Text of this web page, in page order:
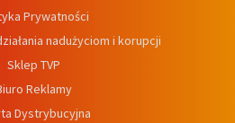
Prywatności
nadużyciom i korupcji
Sklep TVP
Reklamy
Dystrybucyjna